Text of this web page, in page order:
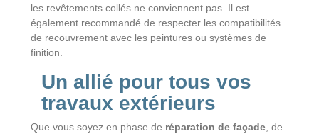
les revêtements collés ne conviennent pas. Il est
également recommandé de respecter les compatibilités
de recouvrement avec les peintures ou systèmes de
finition.
Un allié pour tous vos
travaux extérieurs
Que vous soyez en phase de réparation de façade, de